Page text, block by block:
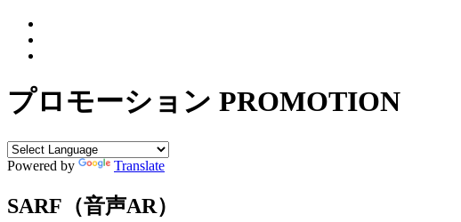
プロモーション PROMOTION
Powered by Translate
SARF（音声AR）